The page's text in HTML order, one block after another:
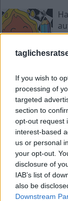
If you wish to
processing of
targeted
section to
opt-out request
interest-based
us or personal
your opt-out.
disclosure of
IAB’s list of
also be
Downstream
Sudoku und
Teil dieser App.
Freunde
von Fanatee,
Wortspiele im
Zugriff auf
Android-Gerät.
Ihr Gehirn und